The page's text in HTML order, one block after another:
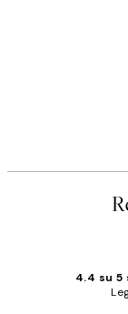
4.4 su 5